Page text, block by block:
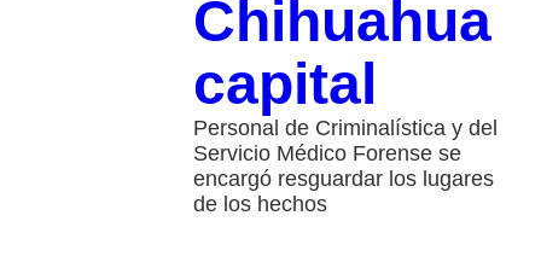
Chihuahua
capital
Personal de Criminalística y del
Servicio Médico Forense se
encargó resguardar los lugares
de los hechos